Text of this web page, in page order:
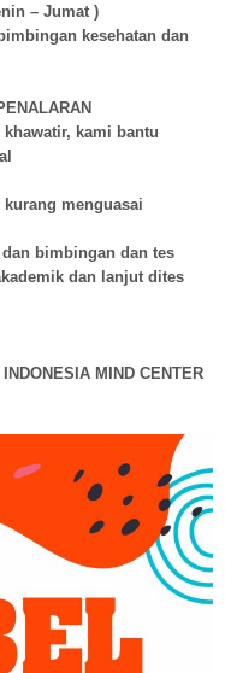
– Jumat )
kesehatan dan
kami bantu
menguasai
bimbingan dan tes
dan lanjut dites
MIND CENTER